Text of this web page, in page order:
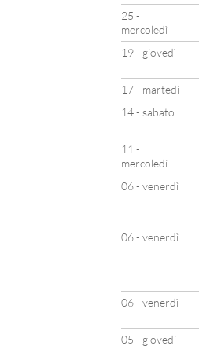
25 -
mercoledì
19 - giovedì
17 - martedì
14 - sabato
11 -
mercoledì
06 - venerdì
06 - venerdì
06 - venerdì
05 - giovedì